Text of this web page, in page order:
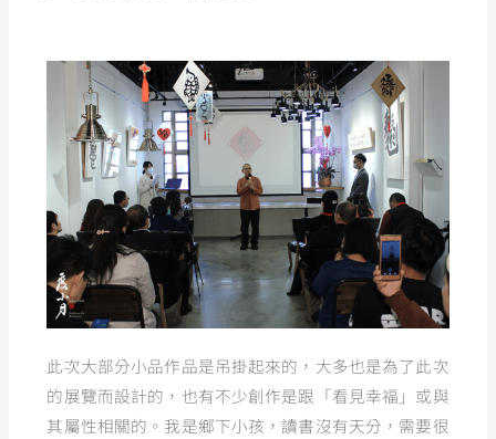
此次大部分小品作品是吊掛起來的，大多也是為了此次
的展覽而設計的，也有不少創作是跟「看見幸福」或與
其屬性相關的。我是鄉下小孩，讀書沒有天分，需要很